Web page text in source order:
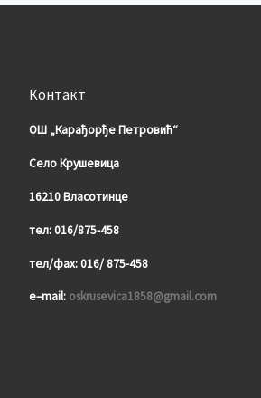
Контакт
ОШ „Карађорђе Петровић“
Село Крушевица
16210 Власотинце
тел: 016/875-458
тел/фаx: 016/ 875-458
e–mail: oskrusevica1858@gmail.com